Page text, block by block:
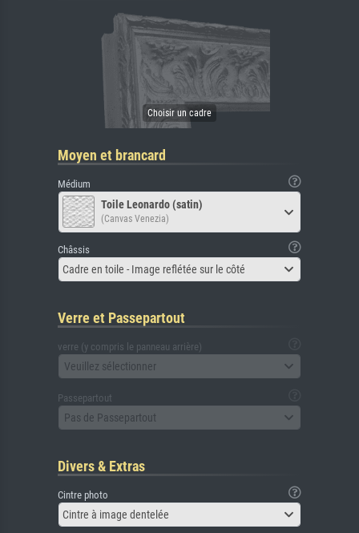
Moyen et brancard
Médium
Toile Leonardo (satin)
(Canvas Venezia)
Châssis
Cadre en toile - Image reflétée sur le côté
Verre et Passepartout
verre (y compris le panneau arrière)
Veuillez sélectionner
Passepartout
Pas de Passepartout
Divers & Extras
Cintre photo
Cintre à image dentelée